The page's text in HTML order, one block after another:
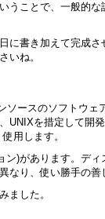
うことで、一般的
に書き加えて完成
いね。
ソースのソフトウェ
UNIXを措定して開
用します。
ン)があります。デ
なり、使い勝手の
ました。